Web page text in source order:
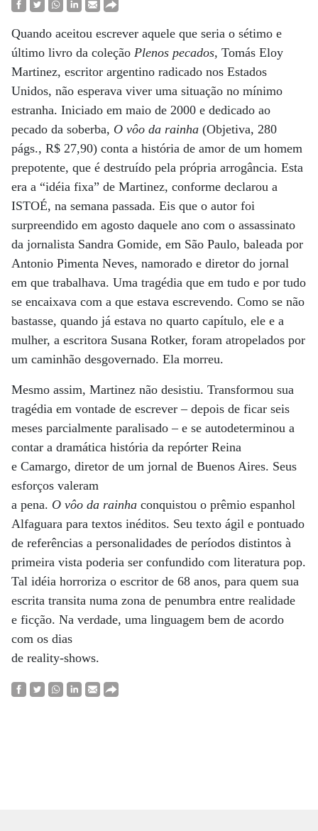
Quando aceitou escrever aquele que seria o sétimo e
último livro da coleção Plenos pecados, Tomás Eloy
Martinez, escritor argentino radicado nos Estados
Unidos, não esperava viver uma situação no mínimo
estranha. Iniciado em maio de 2000 e dedicado ao
pecado da soberba, O vôo da rainha (Objetiva, 280
págs., R$ 27,90) conta a história de amor de um homem
prepotente, que é destruído pela própria arrogância. Esta
era a “idéia fixa” de Martinez, conforme declarou a
ISTOÉ, na semana passada. Eis que o autor foi
surpreendido em agosto daquele ano com o assassinato
da jornalista Sandra Gomide, em São Paulo, baleada por
Antonio Pimenta Neves, namorado e diretor do jornal
em que trabalhava. Uma tragédia que em tudo e por tudo
se encaixava com a que estava escrevendo. Como se não
bastasse, quando já estava no quarto capítulo, ele e a
mulher, a escritora Susana Rotker, foram atropelados por
um caminhão desgovernado. Ela morreu.
Mesmo assim, Martinez não desistiu. Transformou sua
tragédia em vontade de escrever – depois de ficar seis
meses parcialmente paralisado – e se autodeterminou a
contar a dramática história da repórter Reina
e Camargo, diretor de um jornal de Buenos Aires. Seus
esforços valeram
a pena. O vôo da rainha conquistou o prêmio espanhol
Alfaguara para textos inéditos. Seu texto ágil e pontuado
de referências a personalidades de períodos distintos à
primeira vista poderia ser confundido com literatura pop.
Tal idéia horroriza o escritor de 68 anos, para quem sua
escrita transita numa zona de penumbra entre realidade
e ficção. Na verdade, uma linguagem bem de acordo
com os dias
de reality-shows.